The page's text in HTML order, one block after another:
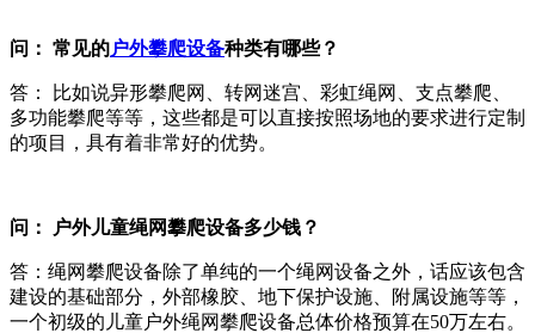
问： 常见的户外攀爬设备种类有哪些？
答： 比如说异形攀爬网、转网迷宫、彩虹绳网、支点攀爬、
多功能攀爬等等，这些都是可以直接按照场地的要求进行定制
的项目，具有着非常好的优势。
问： 户外儿童绳网攀爬设备多少钱？
答：绳网攀爬设备除了单纯的一个绳网设备之外，话应该包含
建设的基础部分，外部橡胶、地下保护设施、附属设施等等，
一个初级的儿童户外绳网攀爬设备总体价格预算在50万左右。